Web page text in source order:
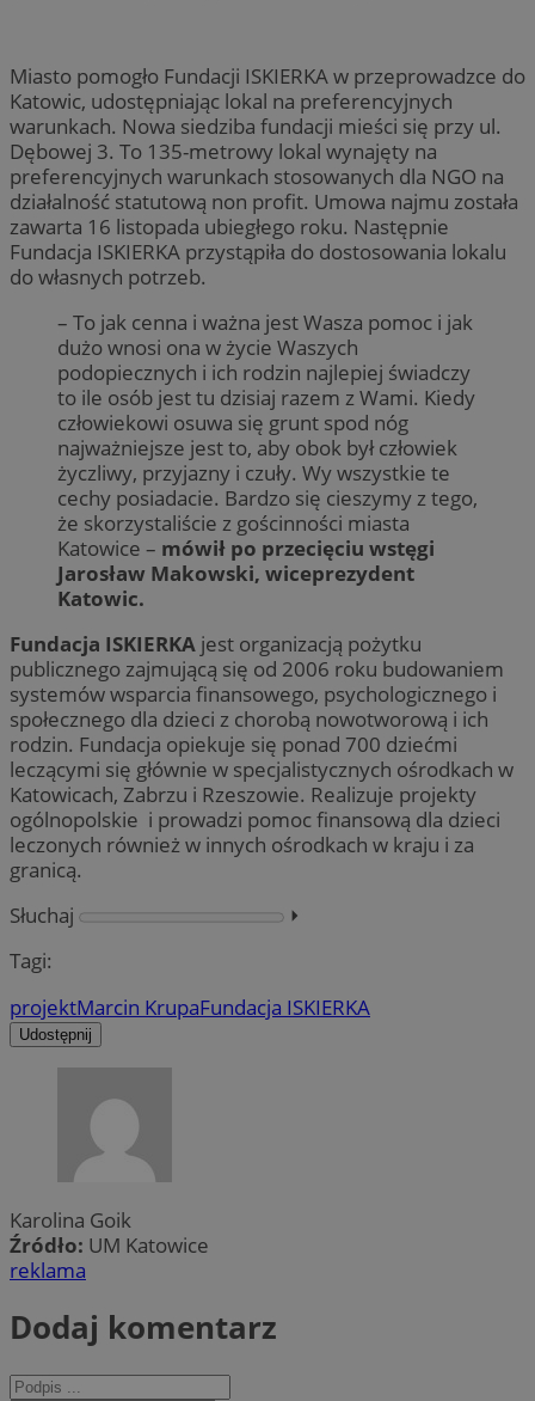
Miasto pomogło Fundacji ISKIERKA w przeprowadzce do
Katowic, udostępniając lokal na preferencyjnych
warunkach. Nowa siedziba fundacji mieści się przy ul.
Dębowej 3. To 135-metrowy lokal wynajęty na
preferencyjnych warunkach stosowanych dla NGO na
działalność statutową non profit. Umowa najmu została
zawarta 16 listopada ubiegłego roku. Następnie
Fundacja ISKIERKA przystąpiła do dostosowania lokalu
do własnych potrzeb.
– To jak cenna i ważna jest Wasza pomoc i jak
dużo wnosi ona w życie Waszych
podopiecznych i ich rodzin najlepiej świadczy
to ile osób jest tu dzisiaj razem z Wami. Kiedy
człowiekowi osuwa się grunt spod nóg
najważniejsze jest to, aby obok był człowiek
życzliwy, przyjazny i czuły. Wy wszystkie te
cechy posiadacie. Bardzo się cieszymy z tego,
że skorzystaliście z gościnności miasta
Katowice – mówił po przecięciu wstęgi
Jarosław Makowski, wiceprezydent
Katowic.
Fundacja ISKIERKA jest organizacją pożytku
publicznego zajmującą się od 2006 roku budowaniem
systemów wsparcia finansowego, psychologicznego i
społecznego dla dzieci z chorobą nowotworową i ich
rodzin. Fundacja opiekuje się ponad 700 dziećmi
leczącymi się głównie w specjalistycznych ośrodkach w
Katowicach, Zabrzu i Rzeszowie. Realizuje projekty
ogólnopolskie i prowadzi pomoc finansową dla dzieci
leczonych również w innych ośrodkach w kraju i za
granicą.
Słuchaj
⏵︎
Tagi:
projektMarcin KrupaFundacja ISKIERKA
Udostępnij
Karolina Goik
Źródło: UM Katowice
reklama
Dodaj komentarz